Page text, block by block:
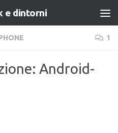
e dintorni
1
Android-